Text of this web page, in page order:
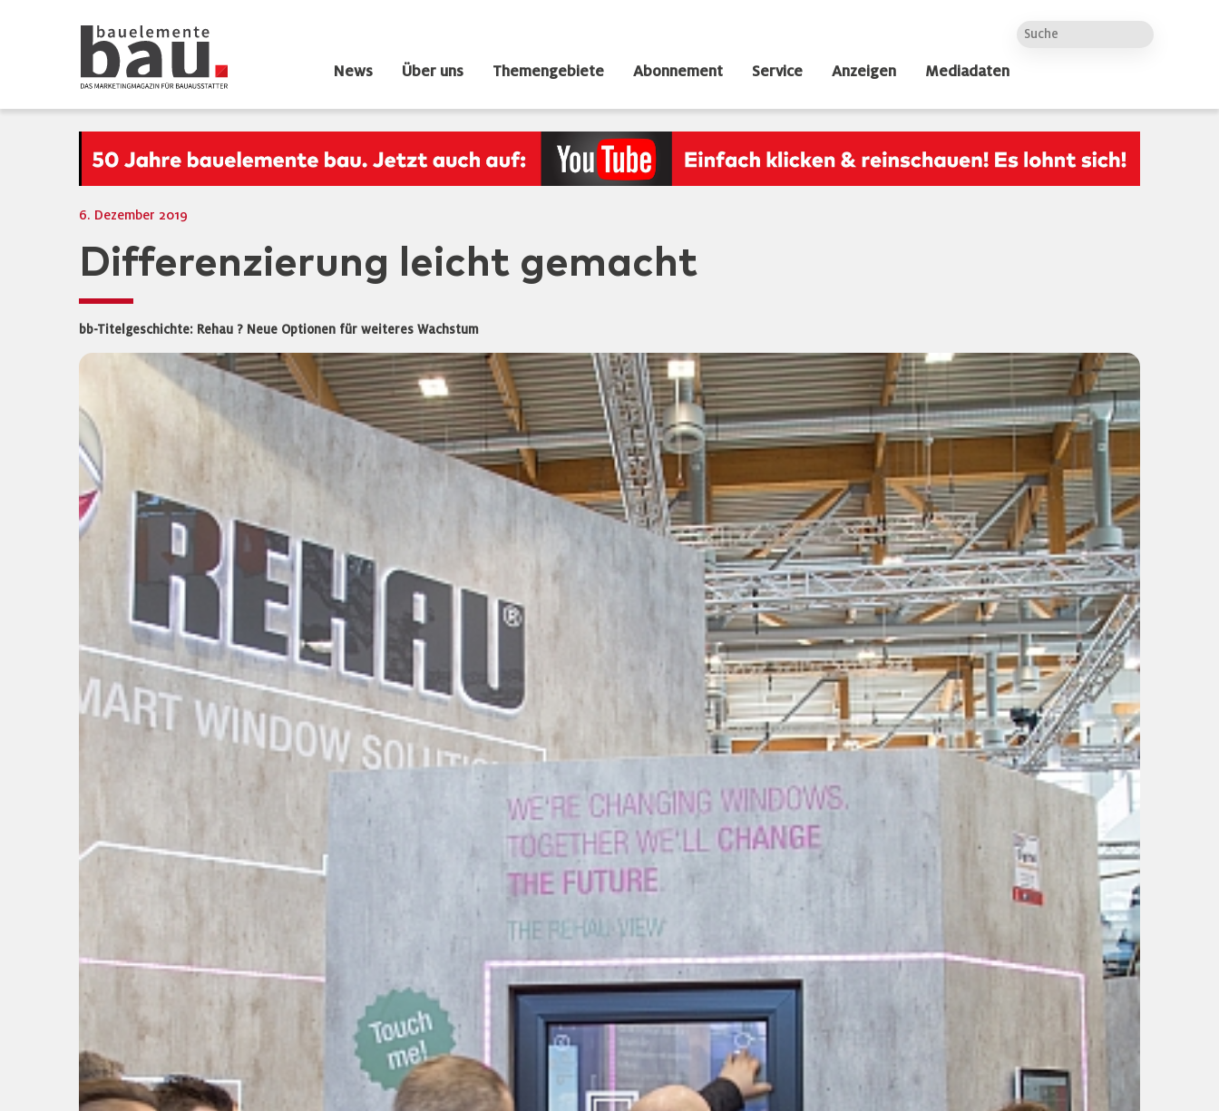
News Über uns Themengebiete Abonnement Service Anzeigen Mediadaten
6. Dezember 2019
Differenzierung leicht gemacht
bb-Titelgeschichte: Rehau ? Neue Optionen für weiteres Wachstum